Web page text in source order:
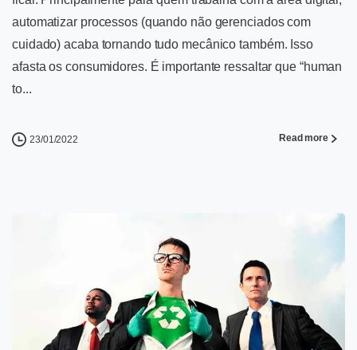
automatizar processos (quando não gerenciados com
cuidado) acaba tornando tudo mecânico também. Isso
afasta os consumidores. É importante ressaltar que “human
to...
23/01/2022 Read more